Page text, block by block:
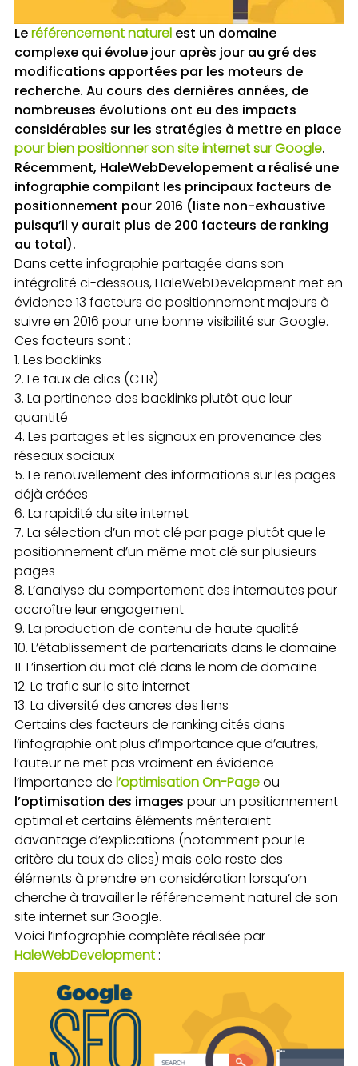
Leréférencement naturel est un domaine
complexe qui évolue jour après jour au gré des
modifications apportées par les moteurs de
recherche. Au cours des dernières années, de
nombreuses évolutions ont eu des impacts
considérables sur les stratégies à mettre en place
pour bien positionner son site internet sur Google.
Récemment, HaleWebDevelopement a réalisé une
infographie compilant les principaux facteurs de
positionnement pour 2016 (liste non-exhaustive
puisqu’il y aurait plus de 200 facteurs de ranking
au total).
Dans cette infographie partagée dans son
intégralité ci-dessous, HaleWebDevelopment met en
évidence 13 facteurs de positionnement majeurs à
suivre en 2016 pour une bonne visibilité sur Google.
Ces facteurs sont :
Les backlinks
Le taux de clics (CTR)
La pertinence des backlinks plutôt que leur
quantité
Les partages et les signaux en provenance des
réseaux sociaux
Le renouvellement des informations sur les pages
déjà créées
La rapidité du site internet
La sélection d’un mot clé par page plutôt que le
positionnement d’un même mot clé sur plusieurs
pages
L’analyse du comportement des internautes pour
accroître leur engagement
La production de contenu de haute qualité
L’établissement de partenariats dans le domaine
L’insertion du mot clé dans le nom de domaine
Le trafic sur le site internet
La diversité des ancres des liens
Certains des facteurs de ranking cités dans
l’infographie ont plus d’importance que d’autres,
l’auteur ne met pas vraiment en évidence
l’importance de l’optimisation On-Pageou
l’optimisation des images pour un positionnement
optimal et certains éléments mériteraient
davantage d’explications (notamment pour le
critère du taux de clics) mais cela reste des
éléments à prendre en considération lorsqu’on
cherche à travailler le référencement naturel de son
site internet sur Google.
Voici l’infographie complète réalisée par
HaleWebDevelopment :